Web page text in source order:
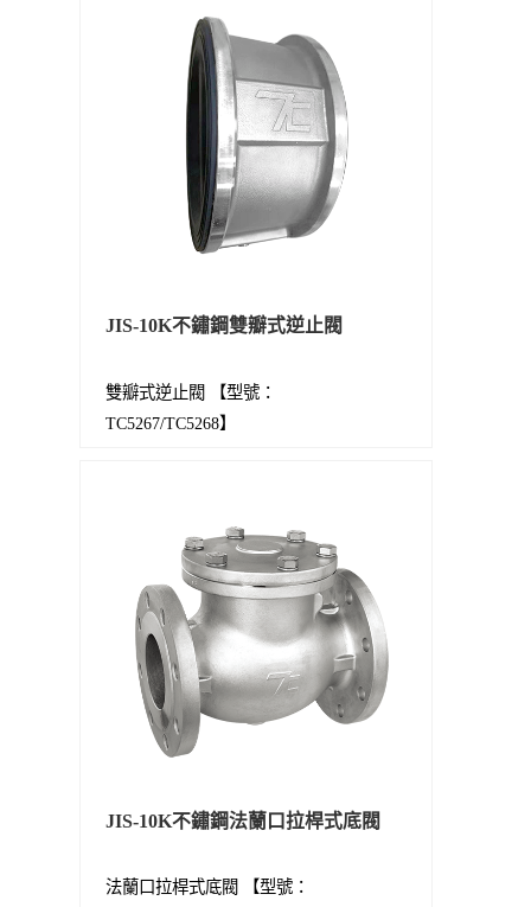
JIS-10K不鏽鋼雙瓣式逆止閥
雙瓣式逆止閥 【型號：
TC5267/TC5268】
JIS-10K不鏽鋼法蘭口拉桿式底閥
法蘭口拉桿式底閥 【型號：